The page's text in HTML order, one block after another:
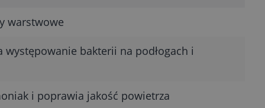
warstwowe
występowanie bakterii na podłogach i
i poprawia jakość powietrza